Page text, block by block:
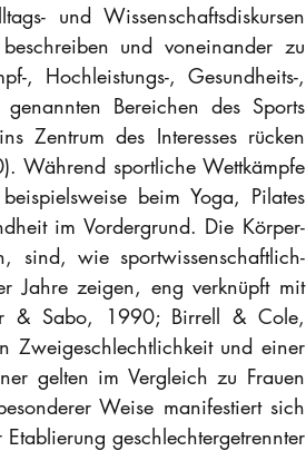
und Wissenschaftsdiskursen
und voneinander zu
, Hochleistungs-, Gesundheits-,
Bereichen des Sports
Zentrum des Interesses rücken
Während sportliche Wettkämpfe
beim Yoga, Pilates
im Vordergrund. Die Körper-
sind, wie sportwissenschaftlich-
Jahre zeigen, eng verknüpft mit
& Sabo, 1990; Birrell & Cole,
Zweigeschlechtlichkeit und einer
gelten im Vergleich zu Frauen
Weise manifestiert sich
geschlechtergetrennter